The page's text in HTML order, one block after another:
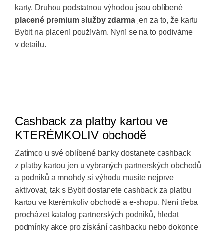
karty. Druhou podstatnou výhodou jsou oblíbené
placené premium služby zdarma jen za to, že kartu
Bybit na placení používám. Nyní se na to podíváme
v detailu.
Cashback za platby kartou ve
KTERÉMKOLIV obchodě
Zatímco u své oblíbené banky dostanete cashback
z platby kartou jen u vybraných partnerských obchodů
a podniků a mnohdy si výhodu musíte nejprve
aktivovat, tak s Bybit dostanete cashback za platbu
kartou ve kterémkoliv obchodě a e-shopu. Není třeba
procházet katalog partnerských podniků, hledat
podmínky akce pro získání cashbacku nebo dokonce